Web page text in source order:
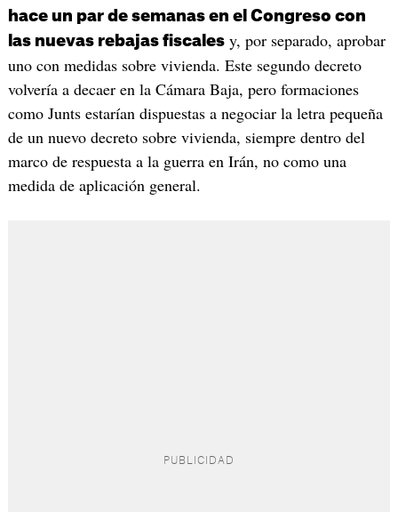
hace un par de semanas en el Congreso con
las nuevas rebajas fiscalesy, por separado, aprobar
uno con medidas sobre vivienda. Este segundo decreto
volvería a decaer en la Cámara Baja, pero formaciones
como Junts estarían dispuestas a negociar la letra pequeña
de un nuevo decreto sobre vivienda, siempre dentro del
marco de respuesta a la guerra en Irán, no como una
medida de aplicación general.